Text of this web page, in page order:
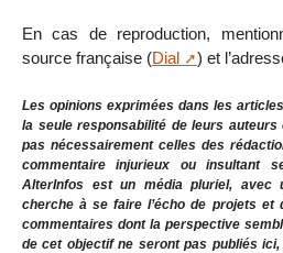
En cas de reproduction,
source française (Dial ) et
Les opinions exprimées dans les
la seule responsabilité de leurs
pas nécessairement celles des
commentaire injurieux ou insultant
AlterInfos est un média pluriel, avec
cherche à se faire l’écho de projets et
commentaires dont la perspective
de cet objectif ne seront pas publiés